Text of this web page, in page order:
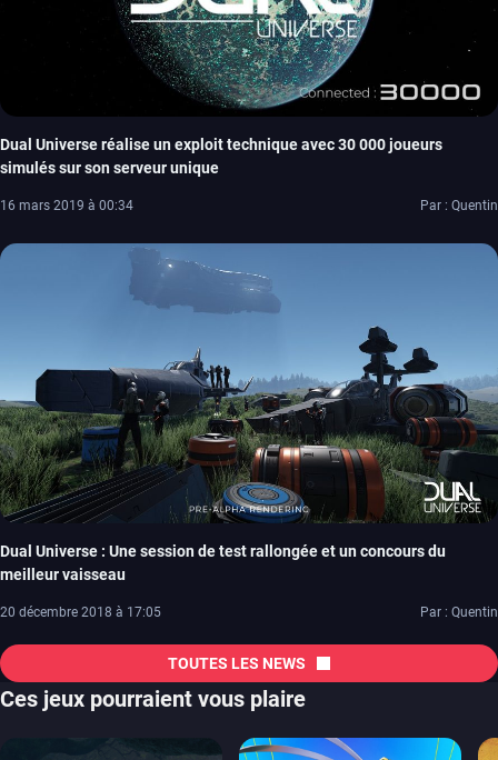
Dual Universe réalise un exploit technique avec 30 000 joueurs
simulés sur son serveur unique
16 mars 2019 à 00:34 Par : Quentin
Dual Universe : Une session de test rallongée et un concours du
meilleur vaisseau
20 décembre 2018 à 17:05 Par : Quentin
TOUTES LES NEWS
Ces jeux pourraient vous plaire